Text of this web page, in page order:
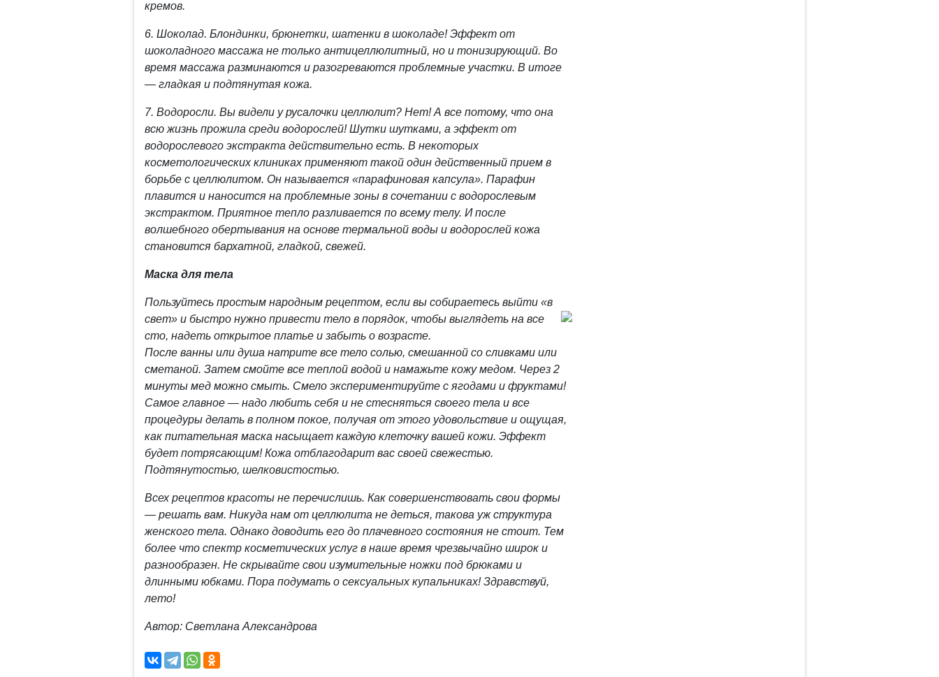
кремов.
6. Шоколад. Блондинки, брюнетки, шатенки в шоколаде! Эффект от
шоколадного массажа не только антицеллюлитный, но и тонизирующий. Во
время массажа разминаются и разогреваются проблемные участки. В итоге
— гладкая и подтянутая кожа.
7. Водоросли. Вы видели у русалочки целлюлит? Нет! А все потому, что она
всю жизнь прожила среди водорослей! Шутки шутками, а эффект от
водорослевого экстракта действительно есть. В некоторых
косметологических клиниках применяют такой один действенный прием в
борьбе с целлюлитом. Он называется «парафиновая капсула». Парафин
плавится и наносится на проблемные зоны в сочетании с водорослевым
экстрактом. Приятное тепло разливается по всему телу. И после
волшебного обертывания на основе термальной воды и водорослей кожа
становится бархатной, гладкой, свежей.
Маска для тела
Пользуйтесь простым народным рецептом, если вы собираетесь выйти «в
свет» и быстро нужно привести тело в порядок, чтобы выглядеть на все
сто, надеть открытое платье и забыть о возрасте.
После ванны или душа натрите все тело солью, смешанной со сливками или
сметаной. Затем смойте все теплой водой и намажьте кожу медом. Через 2
минуты мед можно смыть. Смело экспериментируйте с ягодами и фруктами!
Самое главное — надо любить себя и не стесняться своего тела и все
процедуры делать в полном покое, получая от этого удовольствие и ощущая,
как питательная маска насыщает каждую клеточку вашей кожи. Эффект
будет потрясающим! Кожа отблагодарит вас своей свежестью.
Подтянутостью, шелковистостью.
Всех рецептов красоты не перечислишь. Как совершенствовать свои формы
— решать вам. Никуда нам от целлюлита не деться, такова уж структура
женского тела. Однако доводить его до плачевного состояния не стоит. Тем
более что спектр косметических услуг в наше время чрезвычайно широк и
разнообразен. Не скрывайте свои изумительные ножки под брюками и
длинными юбками. Пора подумать о сексуальных купальниках! Здравствуй,
лето!
Автор: Светлана Александрова